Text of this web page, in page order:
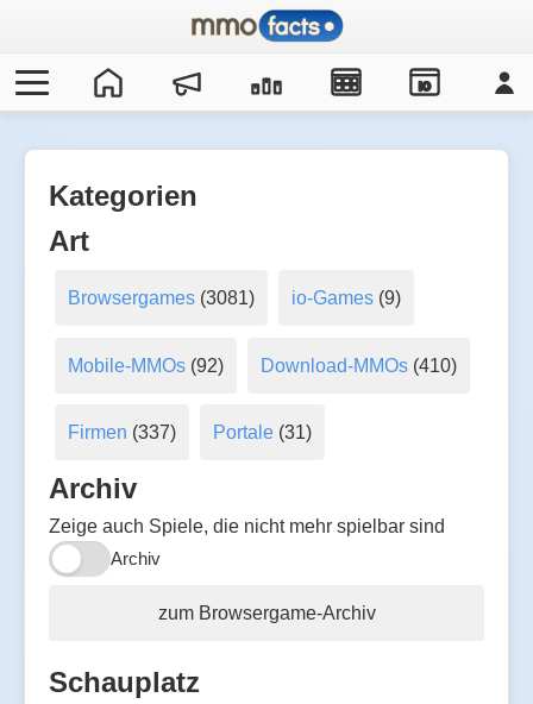
IO
Kategorien
Art
Browsergames(3081) io-Games (9)
Mobile-MMOs(92) Download-MMOs (410)
Firmen (337) Portale (31)
Archiv
Zeige auch Spiele, die nicht mehr spielbar sind
Archiv
zum Browsergame-Archiv
Schauplatz